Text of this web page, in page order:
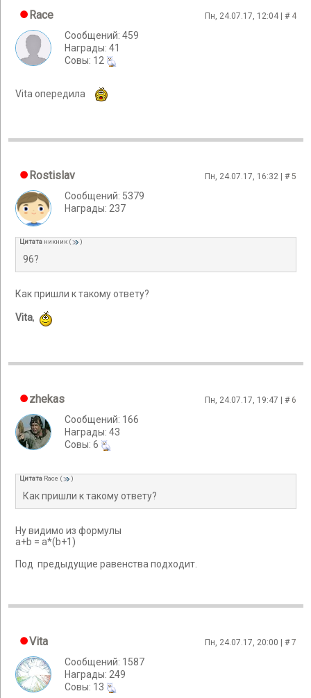
Race Пн, 24.07.17, 12:04 | # 4
Сообщений: 459
Награды: 41
Cовы: 12
Vita опередила
Rostislav Пн, 24.07.17, 16:32 | #5
Сообщений: 5379
Награды: 237
Цитата никник ( )
96?
Как пришли к такому ответу?
Vita,
zhekas Пн, 24.07.17, 19:47 | # 6
Сообщений: 166
Награды: 43
Cовы: 6
Цитата Race ( )
Как пришли к такому ответу?
Ну видимо из формулы
a+b = a*(b+1)
Под предыдущие равенства подходит.
Vita Пн, 24.07.17, 20:00 | #7
Сообщений: 1587
Награды: 249
Cовы: 13